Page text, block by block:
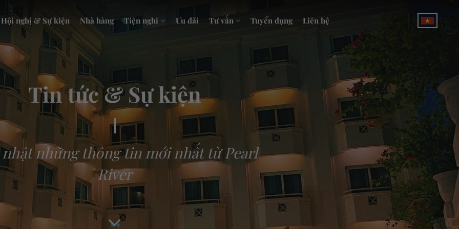
Hội nghị & Sự kiện Nhà hàng Tiện nghi Ưu đãi Tư vấn Tuyển dụng Liên hệ
Tin tức & Sự kiện
nhật những thông tin mới nhất từ Pearl
River